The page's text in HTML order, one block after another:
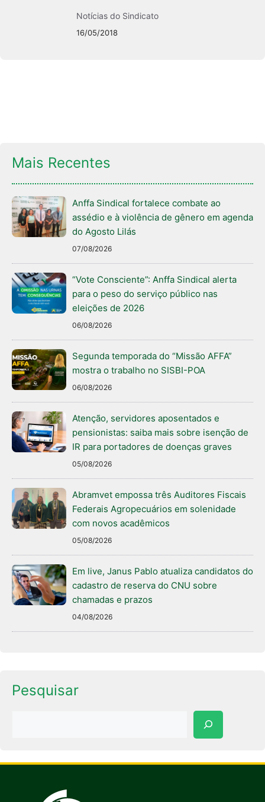
Notícias do Sindicato
16/05/2018
Mais Recentes
Anffa Sindical fortalece combate ao
assédio e à violência de gênero em agenda
do Agosto Lilás
07/08/2026
“Vote Consciente”: Anffa Sindical alerta
para o peso do serviço público nas
eleições de 2026
06/08/2026
Segunda temporada do “Missão AFFA”
mostra o trabalho no SISBI-POA
06/08/2026
Atenção, servidores aposentados e
pensionistas: saiba mais sobre isenção de
IR para portadores de doenças graves
05/08/2026
Abramvet empossa três Auditores Fiscais
Federais Agropecuários em solenidade
com novos acadêmicos
05/08/2026
Em live, Janus Pablo atualiza candidatos do
cadastro de reserva do CNU sobre
chamadas e prazos
04/08/2026
Pesquisar